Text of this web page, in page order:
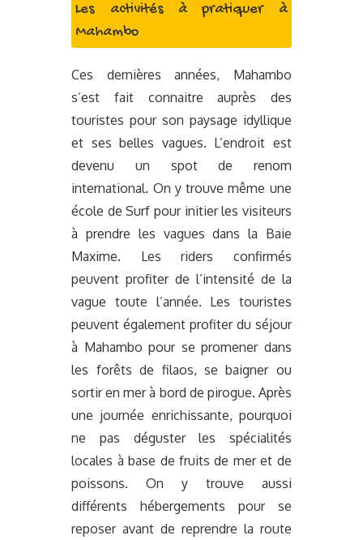
Les activités à pratiquer à
Mahambo
Ces dernières années, Mahambo
s’est fait connaitre auprès des
touristes pour son paysage idyllique
et ses belles vagues. L’endroit est
devenu un spot de renom
international. On y trouve même une
école de Surf pour initier les visiteurs
à prendre les vagues dans la Baie
Maxime. Les riders confirmés
peuvent profiter de l’intensité de la
vague toute l’année. Les touristes
peuvent également profiter du séjour
à Mahambo pour se promener dans
les forêts de filaos, se baigner ou
sortir en mer à bord de pirogue. Après
une journée enrichissante, pourquoi
ne pas déguster les spécialités
locales à base de fruits de mer et de
poissons. On y trouve aussi
différents hébergements pour se
reposer avant de reprendre la route